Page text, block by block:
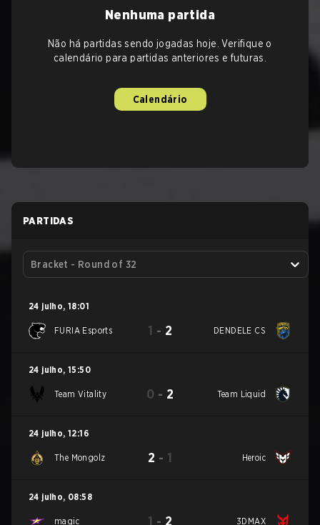
Nenhuma partida
Não há partidas sendo jogadas hoje. Verifique o
calendário para partidas anteriores e futuras.
Calendário
PARTIDAS
Bracket - Round of 32
24 julho, 18:01
FURIA Esports 1 - 2 DENDELE CS
24 julho, 15:50
Team Vitality 0 - 2 Team Liquid
24 julho, 12:16
The Mongolz 2 - 1 Heroic
24 julho, 08:58
magic 1 - 2 3DMAX